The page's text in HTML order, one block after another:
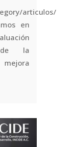
articulos/
en
la